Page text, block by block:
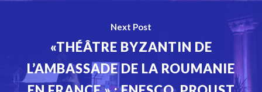
Next Post
«THÉÂTRE BYZANTIN DE
L’AMBASSADE DE LA ROUMANIE